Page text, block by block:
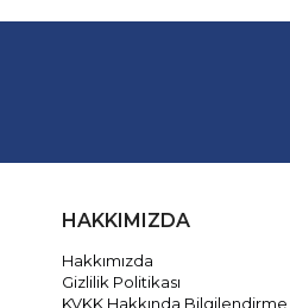
HAKKIMIZDA
Hakkımızda
Gizlilik Politikası
KVKK Hakkında Bilgilendirme